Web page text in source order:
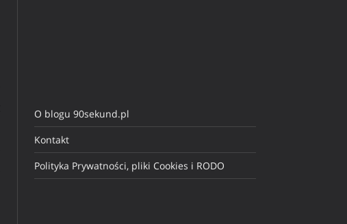
O blogu 90sekund.pl
Kontakt
Polityka Prywatności, pliki Cookies i RODO